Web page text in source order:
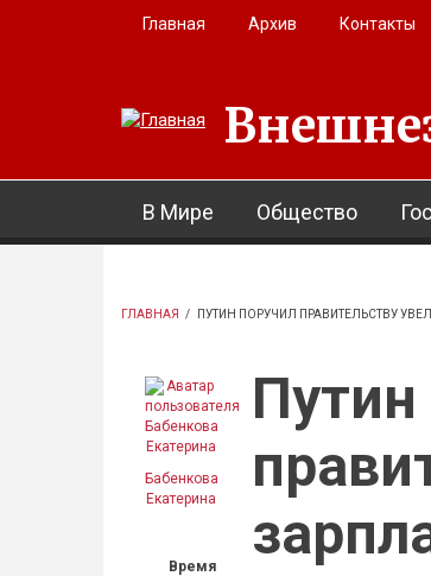
Перейти к основному содержанию
Главная Архив Контакты
В Мире Общество
ГЛАВНАЯ / ПУТИН ПОРУЧИЛ ПРАВИТЕЛЬСТВУ
Бабенкова
Екатерина
Время
Путин